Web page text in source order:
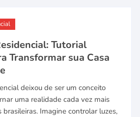
Tutorial
Transformar sua Casa
deixou de ser um conceito
uma realidade cada vez mais
brasileiras. Imagine controlar luzes,